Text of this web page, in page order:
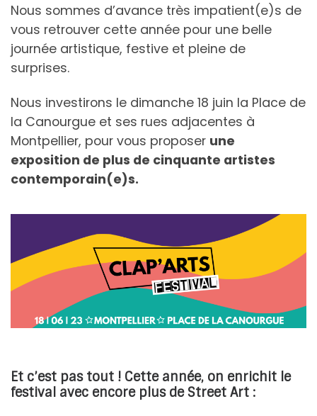
Nous sommes d’avance très impatient(e)s de
vous retrouver cette année pour une belle
journée artistique, festive et pleine de
surprises.
Nous investirons le dimanche 18 juin la Place de
la Canourgue et ses rues adjacentes à
Montpellier, pour vous proposer une
exposition de plus de cinquante artistes
contemporain(e)s.
Et c’est pas tout ! Cette année, on enrichit le
festival avec encore plus de Street Art :